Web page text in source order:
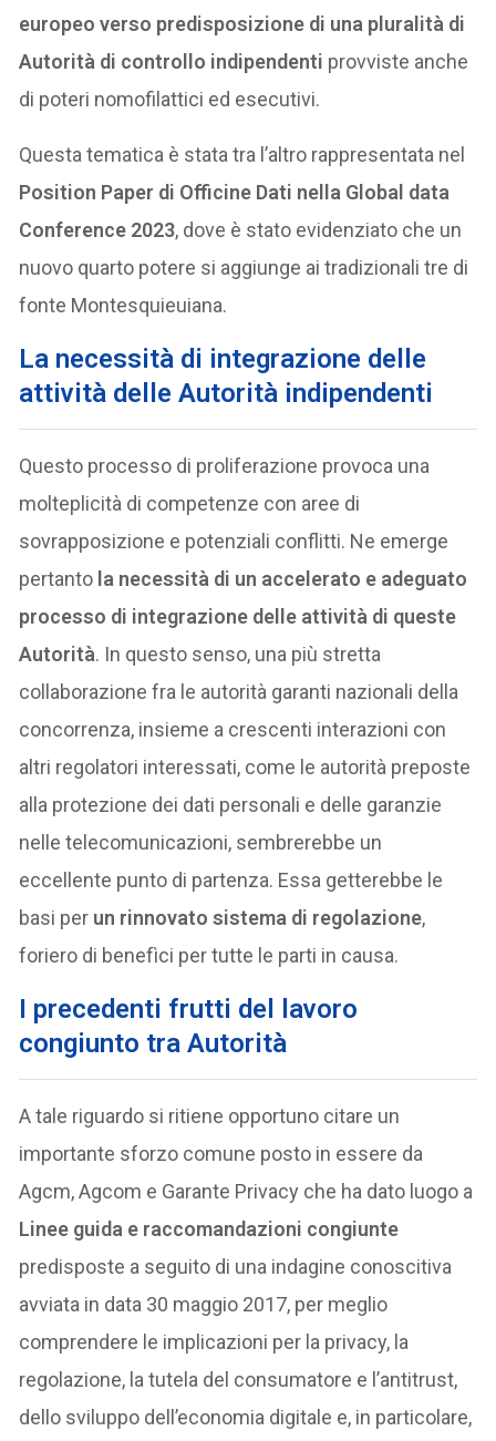
europeo verso predisposizione di una pluralità di
Autorità di controllo indipendenti provviste anche
di poteri nomofilattici ed esecutivi.
Questa tematica è stata tra l’altro rappresentata nel
Position Paper di Officine Dati nella Global data
Conference 2023, dove è stato evidenziato che un
nuovo quarto potere si aggiunge ai tradizionali tre di
fonte Montesquieuiana.
La necessità di integrazione delle
attività delle Autorità indipendenti
Questo processo di proliferazione provoca una
molteplicità di competenze con aree di
sovrapposizione e potenziali conflitti. Ne emerge
pertanto la necessità di un accelerato e adeguato
processo di integrazione delle attività di queste
Autorità. In questo senso, una più stretta
collaborazione fra le autorità garanti nazionali della
concorrenza, insieme a crescenti interazioni con
altri regolatori interessati, come le autorità preposte
alla protezione dei dati personali e delle garanzie
nelle telecomunicazioni, sembrerebbe un
eccellente punto di partenza. Essa getterebbe le
basi per un rinnovato sistema di regolazione,
foriero di benefìci per tutte le parti in causa.
I precedenti frutti del lavoro
congiunto tra Autorità
A tale riguardo si ritiene opportuno citare un
importante sforzo comune posto in essere da
Agcm, Agcom e Garante Privacy che ha dato luogo a
Linee guida e raccomandazioni congiunte
predisposte a seguito di una indagine conoscitiva
avviata in data 30 maggio 2017, per meglio
comprendere le implicazioni per la privacy, la
regolazione, la tutela del consumatore e l’antitrust,
dello sviluppo dell’economia digitale e, in particolare,